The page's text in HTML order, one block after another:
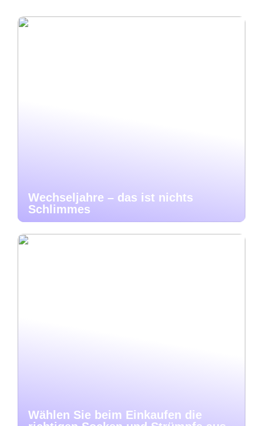
Wechseljahre – das ist nichts
Schlimmes
Wählen Sie beim Einkaufen die